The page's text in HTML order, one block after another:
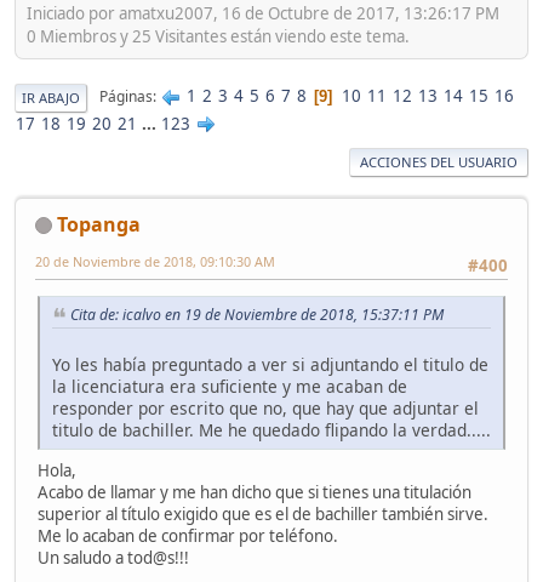
Iniciado por amatxu2007, 16 de Octubre de 2017, 13:26:17 PM
0 Miembros y 25 Visitantes están viendo este tema.
IR ABAJO Páginas 1 2 3 4 5 6 7 8 9 10 11 12 13 14 15 16
17 18 19 20 21 ... 123
ACCIONES DEL USUARIO
Topanga
#400
20 de Noviembre de 2018, 09:10:30 AM
Cita de: icalvo en 19 de Noviembre de 2018, 15:37:11 PM
Yo les había preguntado a ver si adjuntando el titulo de
la licenciatura era suficiente y me acaban de
responder por escrito que no, que hay que adjuntar el
titulo de bachiller. Me he quedado flipando la verdad.....
Hola,
Acabo de llamar y me han dicho que si tienes una titulación
superior al título exigido que es el de bachiller también sirve.
Me lo acaban de confirmar por teléfono.
Un saludo a tod@s!!!